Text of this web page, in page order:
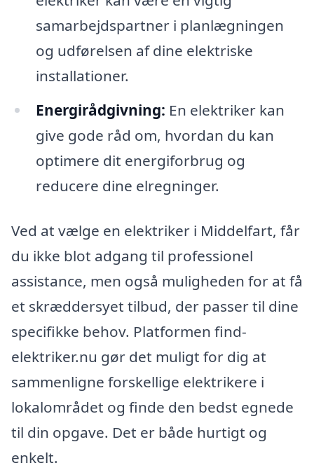
samarbejdspartner i planlægningen
og udførelsen af dine elektriske
installationer.
Energirådgivning: En elektriker kan
give gode råd om, hvordan du kan
optimere dit energiforbrug og
reducere dine elregninger.
Ved at vælge en elektriker i Middelfart, får
du ikke blot adgang til professionel
assistance, men også muligheden for at få
et skræddersyet tilbud, der passer til dine
specifikke behov. Platformen find-
elektriker.nu gør det muligt for dig at
sammenligne forskellige elektrikere i
lokalområdet og finde den bedst egnede
til din opgave. Det er både hurtigt og
enkelt.